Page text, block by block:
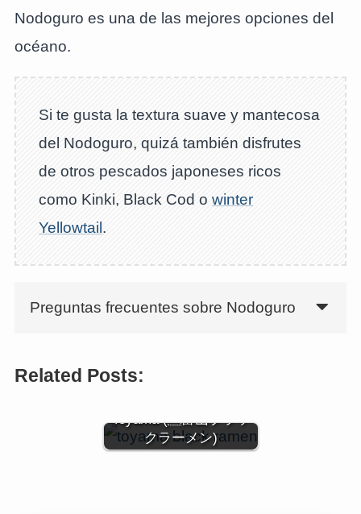
Nodoguro es una de las mejores opciones del
océano.
Si te gusta la textura suave y mantecosa
del Nodoguro, quizá también disfrutes
de otros pescados japoneses ricos
como Kinki, Black Cod owinter
Yellowtail .
Preguntas frecuentes sobre Nodoguro
Related Posts:
Toyama (富山ブラッ
クラーメン)